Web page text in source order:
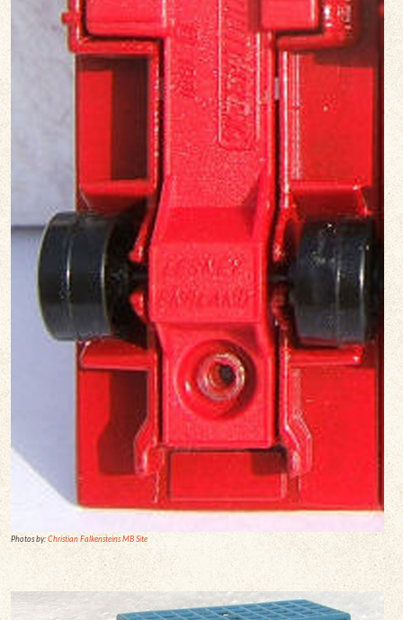
Photos by:Christian Falkensteins MB Site